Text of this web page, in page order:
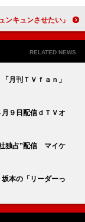
入れて来る」 Ａ．Ｂ．Ｃ－Ｚ五関晃一は「キュンキュンさせたい」
RELATED NEWS
月刊ＴＶｆａｎ」
９日配信ｄＴＶオ
社独占”配信 マイケ
本の「リーダーっ